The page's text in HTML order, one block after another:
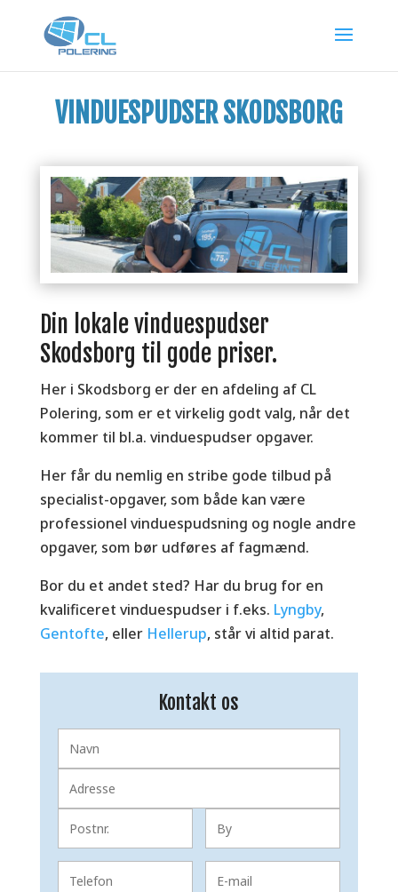
VINDUESPUDSER SKODSBORG
Din lokale vinduespudser
Skodsborg til gode priser.
Her i Skodsborg er der en afdeling af CL
Polering, som er et virkelig godt valg, når det
kommer til bl.a. vinduespudser opgaver.
Her får du nemlig en stribe gode tilbud på
specialist-opgaver, som både kan være
professionel vinduespudsning og nogle andre
opgaver, som bør udføres af fagmænd.
Bor du et andet sted? Har du brug for en
kvalificeret vinduespudser i f.eks. Lyngby,
Gentofte, eller Hellerup, står vi altid parat.
Kontakt os